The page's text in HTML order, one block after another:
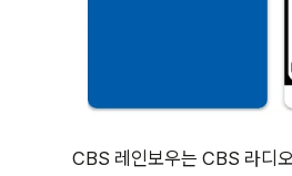
CBS 레인보우는 CBS 라디